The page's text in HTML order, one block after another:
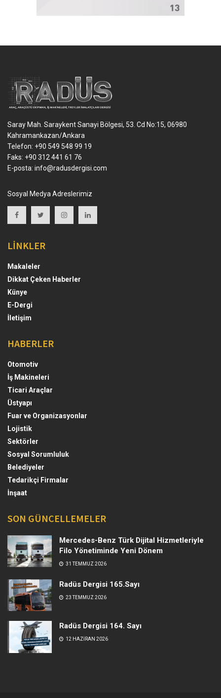
Saray Mah. Saraykent Sanayi Bölgesi, 53. Cd No:15, 06980
Kahramankazan/Ankara
Telefon: +90 549 548 99 19
Faks: +90 312 441 61 76
E-posta: info@radusdergisi.com
Sosyal Medya Adreslerimiz
LİNKLER
Makaleler
Dikkat Çeken Haberler
Künye
E-Dergi
İletişim
HABERLER
Otomotiv
İş Makineleri
Ticari Araçlar
Üstyapı
Fuar ve Organizasyonlar
Lojistik
Sektörler
Sosyal Sorumluluk
Belediyeler
Tedarikçi Firmalar
İnşaat
SON GÜNCELLEMELER
Mercedes-Benz Türk Dijital Hizmetleriyle
Filo Yönetiminde Yeni Dönem
31 TEMMUZ 2026
Radüs Dergisi 165.Sayı
23 TEMMUZ 2026
Radüs Dergisi 164. Sayı
12 HAZIRAN 2026